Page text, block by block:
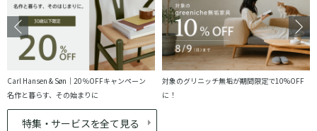
Carl Hansen & Søn｜20％OFFキャンペーン
名作と暮らす、その始まりに
対象のグリニッチ無垢が期間限定で10%OFF
に！
特集・サービスを全て見る